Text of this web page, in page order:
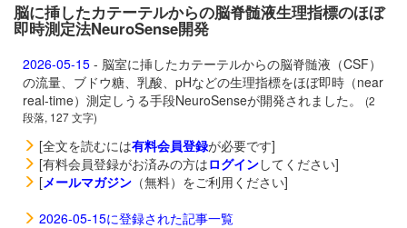
脳に挿したカテーテルからの脳脊髄液生理指標のほぼ
即時測定法NeuroSense開発
2026-05-15 - 脳室に挿したカテーテルからの脳脊髄液（CSF）
の流量、ブドウ糖、乳酸、pHなどの生理指標をほぼ即時（near
real-time）測定しうる手段NeuroSenseが開発されました。
(2
段落, 127 文字)
[全文を読むには有料会員登録が必要です]
[有料会員登録がお済みの方はログインしてください]
[メールマガジン （無料）をご利用ください]
2026-05-15に登録された記事一覧